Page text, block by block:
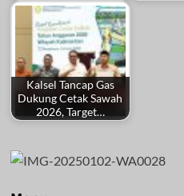
Kalsel Tancap Gas
Dukung Cetak Sawah
2026, Target…